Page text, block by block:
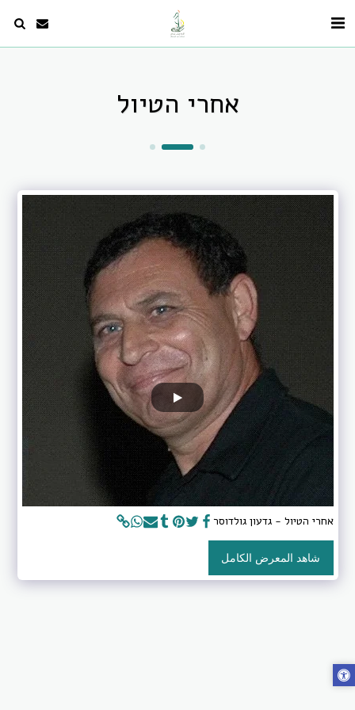
אחרי הטיול
אחרי הטיול - גדעון גולדוסר
شاهد المعرض الكامل